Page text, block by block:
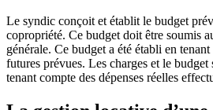
Le syndic conçoit et établit le budget
copropriété. Ce budget doit être soumis
générale. Ce budget a été établi en
futures prévues. Les charges et le budget
tenant compte des dépenses réelles